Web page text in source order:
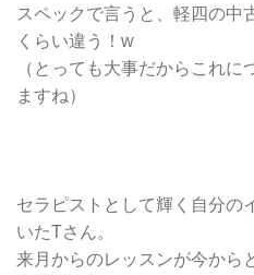
スペックで言うと、軽四の中
くらい違う！w
（とっても大事だからこれ
ますね）
セラピストとして輝く自分の
いたTさん。
来月からのレッスンが今から